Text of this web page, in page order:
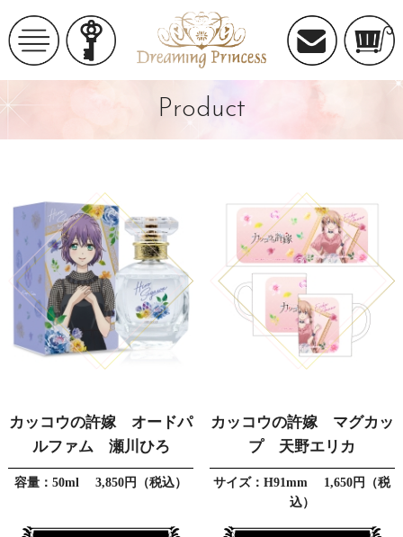
Product
カッコウの許嫁 オードパ
ルファム 瀬川ひろ
容量：50ml 3,850円（税込）
カッコウの許嫁 マグカッ
プ 天野エリカ
サイズ：H91mm 1,650円（税
込）